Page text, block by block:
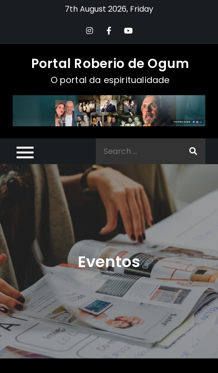
7th August 2026, Friday
Portal Roberio de Ogum
O portal da espiritualidade
Eventos